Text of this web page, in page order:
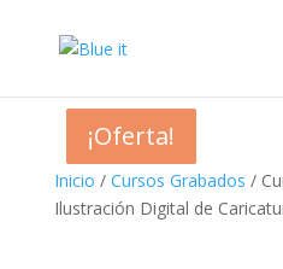
Inicio / Cursos Grabados /
Ilustración Digital de
¡Oferta!
¡Oferta!
¡Oferta!
¡Oferta!